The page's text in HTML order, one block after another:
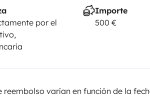
por el
Importe
500 €
reembolso varían en función de la